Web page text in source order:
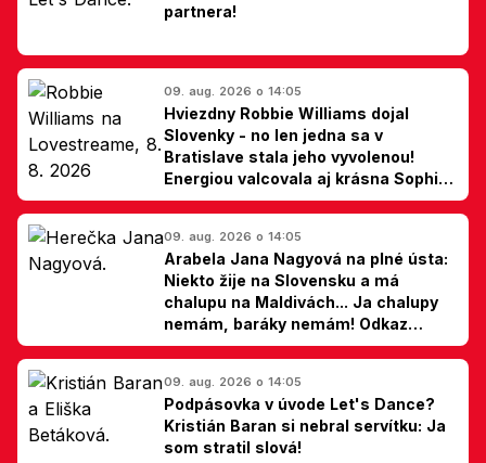
partnera!
09. aug. 2026 o 14:05
Hviezdny Robbie Williams dojal
Slovenky - no len jedna sa v
Bratislave stala jeho vyvolenou!
Energiou valcovala aj krásna Sophie
Ellis-Bextor (foto)
09. aug. 2026 o 14:05
Arabela Jana Nagyová na plné ústa:
Niekto žije na Slovensku a má
chalupu na Maldivách... Ja chalupy
nemám, baráky nemám! Odkaz
Slovákom
09. aug. 2026 o 14:05
Podpásovka v úvode Let's Dance?
Kristián Baran si nebral servítku: Ja
som stratil slová!